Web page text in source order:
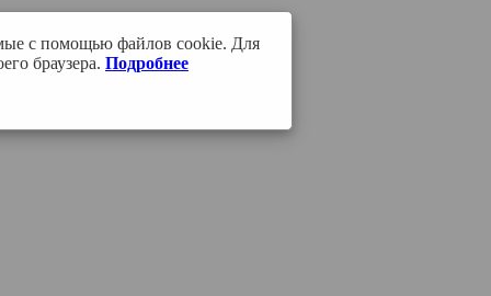
с помощью файлов cookie. Для
браузера. Подробнее